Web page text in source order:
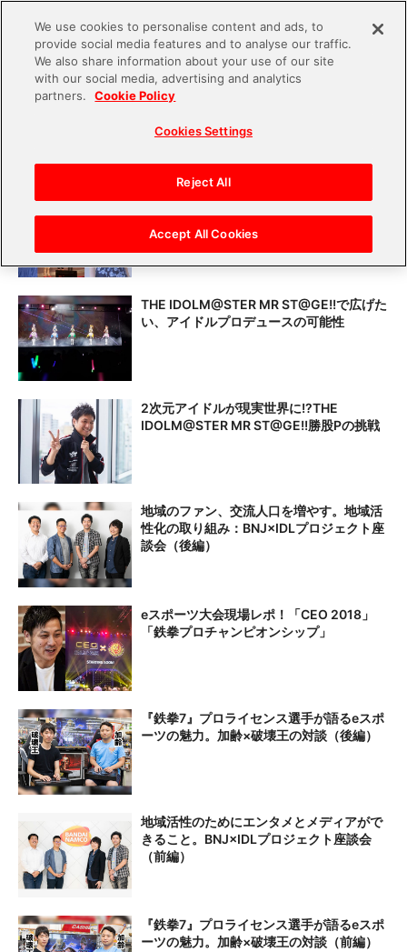
eスポーツ大会現場レポ！「『スポーツ×ゲ
ーム』体験フェスティバル」「TOKYO
TEKKEN MASTERS」
THE IDOLM@STER MR ST@GE!!で広げた
い、アイドルプロデュースの可能性
2次元アイドルが現実世界に!?THE
IDOLM@STER MR ST@GE!!勝股Pの挑戦
地域のファン、交流人口を増やす。地域活
性化の取り組み：BNJ×IDLプロジェクト座
談会（後編）
eスポーツ大会現場レポ！「CEO 2018」
「鉄拳プロチャンピオンシップ」
『鉄拳7』プロライセンス選手が語るeスポ
ーツの魅力。加齢×破壊王の対談（後編）
地域活性のためにエンタメとメディアがで
きること。BNJ×IDLプロジェクト座談会
（前編）
『鉄拳7』プロライセンス選手が語るeスポ
ーツの魅力。加齢×破壊王の対談（前編）
We use cookies to personalise content and ads, to
provide social media features and to analyse our traffic.
We also share information about your use of our site
with our social media, advertising and analytics
partners.
Cookie Policy
Cookies Settings
Reject All
Accept All Cookies